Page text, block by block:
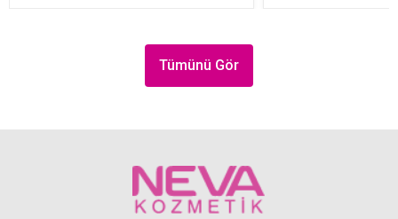
Tümünü Gör